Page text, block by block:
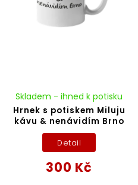
Hrnek s potiskem Miluju
kávu & nenávidím Brno
Skladem - ihned k potisku
300 Kč
Detail